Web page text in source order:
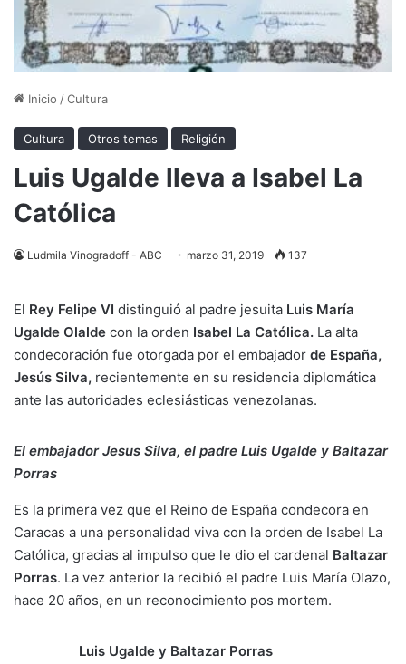
Inicio /Cultura
Cultura Otros temas Religión
Luis Ugalde lleva a Isabel La
Católica
Ludmila Vinogradoff - ABC marzo 31, 2019 137
El Rey Felipe VI distinguió al padre jesuita Luis María
Ugalde Olalde con la orden Isabel La Católica. La alta
condecoración fue otorgada por el embajador de España,
Jesús Silva, recientemente en su residencia diplomática
ante las autoridades eclesiásticas venezolanas.
El embajador Jesus Silva, el padre Luis Ugalde y Baltazar
Porras
Es la primera vez que el Reino de España condecora en
Caracas a una personalidad viva con la orden de Isabel La
Católica, gracias al impulso que le dio el cardenal Baltazar
Porras. La vez anterior la recibió el padre Luis María Olazo,
hace 20 años, en un reconocimiento pos mortem.
Luis Ugalde y Baltazar Porras